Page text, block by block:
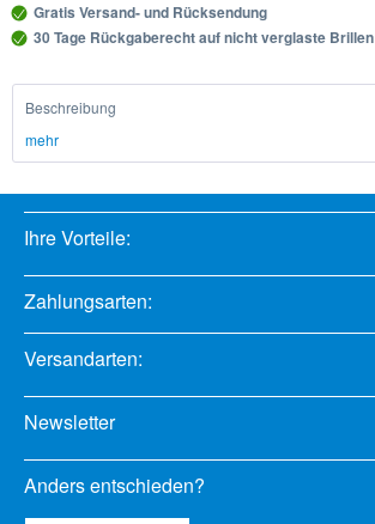
Gratis Versand- und Rücksendung
30 Tage Rückgaberecht auf nicht verglaste Brillen
Beschreibung
mehr
Ihre Vorteile:
Zahlungsarten:
Versandarten:
Newsletter
Anders entschieden?